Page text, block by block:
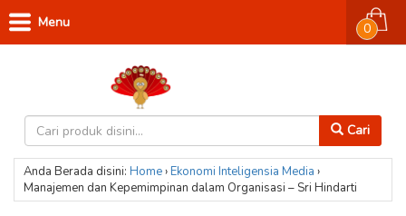
Cari
0
Menu
Anda Berada disini: Home›Ekonomi Inteligensia Media ›
Manajemen dan Kepemimpinan dalam Organisasi – Sri Hindarti